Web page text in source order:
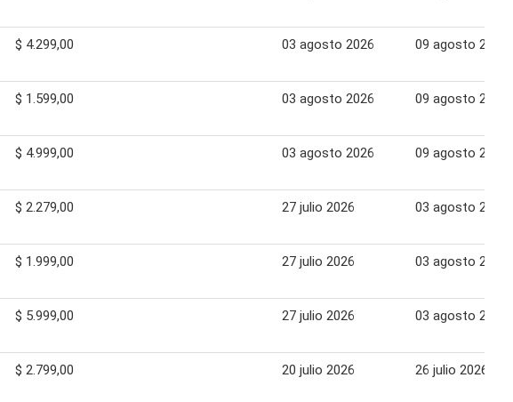
$ 4.299,00 03 agosto 2026 09 agosto 2026
$ 1.599,00 03 agosto 2026 09 agosto 2026
$ 4.999,00 03 agosto 2026 09 agosto 2026
$ 2.279,00 27 julio 2026 03 agosto 2026
$ 1.999,00 27 julio 2026 03 agosto 2026
$ 5.999,00 27 julio 2026 03 agosto 2026
$ 2.799,00 20 julio 2026 26 julio 2026